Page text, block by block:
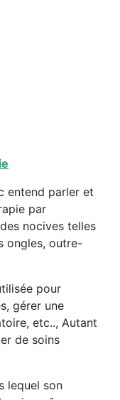
entend parler et
par
nocives telles
ongles, outre-
pour
gérer une
etc.., Autant
de soins
lequel son